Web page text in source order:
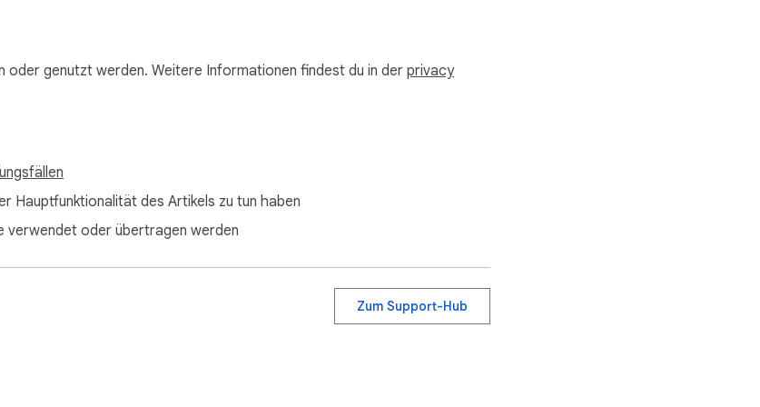
genutzt werden. Weitere Informationen findest du in derprivacy
Hauptfunktionalität des Artikels zu tun haben
verwendet oder übertragen werden
Zum Support-Hub